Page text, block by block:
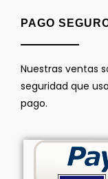
PAGO
Nuestras ventas
seguridad que
pago.